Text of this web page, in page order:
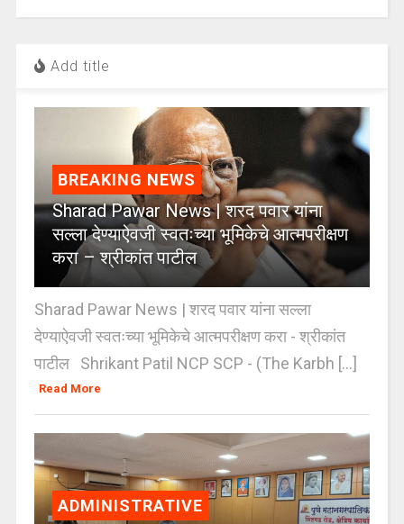
Add title
BREAKING NEWS
Sharad Pawar News | शरद पवार यांना
सल्ला देण्याऐवजी स्वतःच्या भूमिकेचे आत्मपरीक्षण
करा – श्रीकांत पाटील
Sharad Pawar News | शरद पवार यांना सल्ला
देण्याऐवजी स्वतःच्या भूमिकेचे आत्मपरीक्षण करा - श्रीकांत
पाटील Shrikant Patil NCP SCP - (The Karbh [...]
Read More
ADMINISTRATIVE